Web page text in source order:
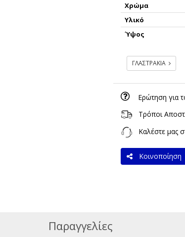
Χρώμα
Υλικό
Ύψος
ΓΛΑΣΤΡΑΚΙΑ
Ερώτηση για
Τρόποι
Καλέστε μας
Κοινοποίηση
Παραγγελίες